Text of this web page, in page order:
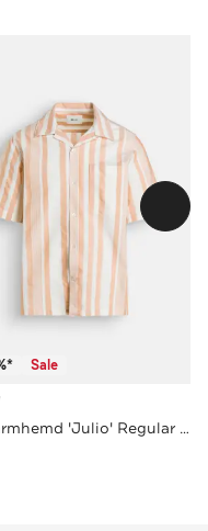
Sale
Kurzarmhemd 'Julio' Regular Fit